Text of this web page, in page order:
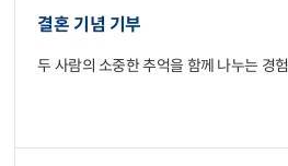
결혼 기념 기부
두 사람의 소중한 추억을 함께 나누는 경